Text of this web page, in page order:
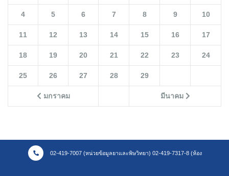
มกราคม มีนาคม
4 5 6 7 8 9 10
11 12 13 14 15 16 17
18 19 20 21 22 23 24
25 26 27 28 29
02-419-7007 (หน่วยข้อมูลยาและพิษวิทยา) 02-419-7317-8 (ห้อง